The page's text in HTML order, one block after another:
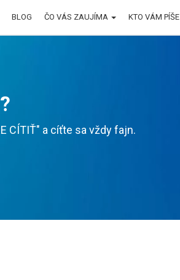
CÍTIŤ" a cíťte sa vždy fajn.
BLOG ČO VÁS ZAUJÍMA KTO VÁM PÍŠE